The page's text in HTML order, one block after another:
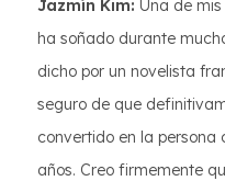
Jazmín Kim: Una de
ha soñado durante
dicho por un novelista
seguro de que
convertido en la persona
años. Creo firmemente